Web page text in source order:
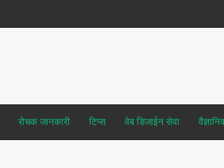
रोचक जानकारी टिप्स वेब डिजाईन सेवा